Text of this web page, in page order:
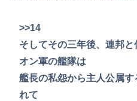
>>14
そしてその三年後、連邦
オン軍の艦隊は
艦長の私怨から主人公属
れて